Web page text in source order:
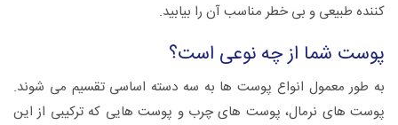
کننده طبیعی و بی خطر مناسب آن را بیابید.
پوست شما از چه نوعی است؟
به طور معمول انواع پوست ها به سه دسته اساسی تقسیم می شوند.
پوست های نرمال، پوست های چرب و پوست هایی که ترکیبی از این